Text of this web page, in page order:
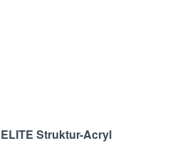
ELITE Struktur-Acryl